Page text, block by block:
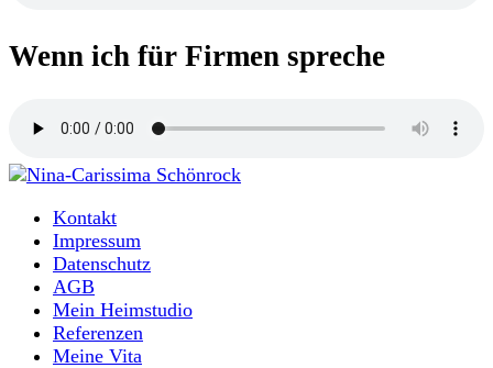
Wenn ich für Firmen spreche
Nina-Carissima Schönrock
Moderatorin und Sprecherin
Kontakt
Impressum
Datenschutz
AGB
Mein Heimstudio
Referenzen
Meine Vita